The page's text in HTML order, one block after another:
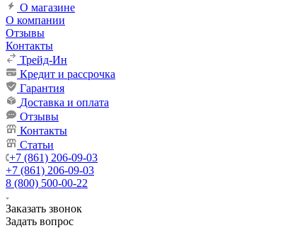
О магазине
О компании
Отзывы
Контакты
Трейд-Ин
Кредит и рассрочка
Гарантия
Доставка и оплата
Отзывы
Контакты
Статьи
+7 (861) 206-09-03
+7 (861) 206-09-03
8 (800) 500-00-22
Заказать звонок
Задать вопрос